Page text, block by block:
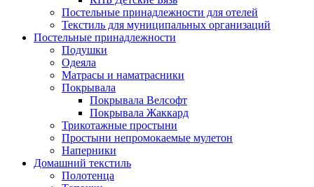
Постельные принадлежности для отелей
Текстиль для муниципальных организаций
Постельные принадлежности
Подушки
Одеяла
Матрасы и наматрасники
Покрывала
Покрывала Велсофт
Покрывала Жаккард
Трикотажные простыни
Простыни непромокаемые мулетон
Наперники
Домашний текстиль
Полотенца